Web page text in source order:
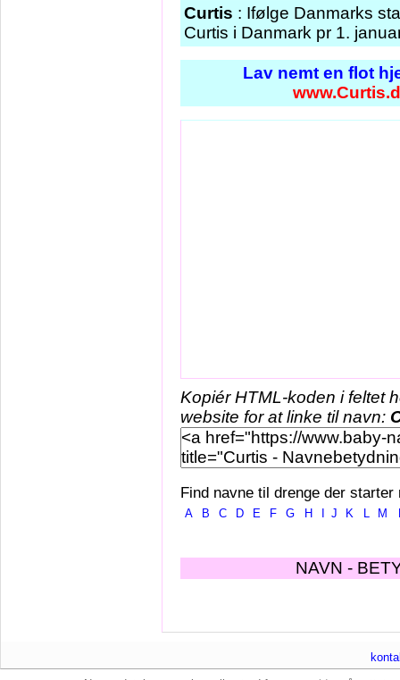
Curtis : Ifølge Danmarks
Curtis i Danmark pr 1.
Lav nemt en flot
Kopiér HTML-koden i feltet
website for at linke til navn:
Find navne til drenge der starter
A B C D E F G H J K L M
NAVN -